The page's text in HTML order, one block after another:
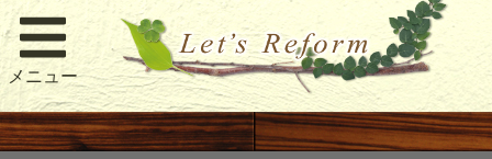
メニュー